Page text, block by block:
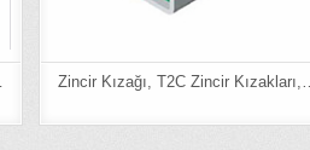
Zincir Kızağı, T2C Zincir Kızakları,…